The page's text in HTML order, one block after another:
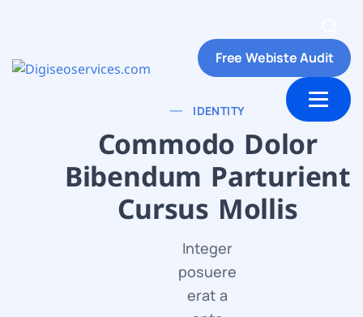
Free Webiste Audit
Us Contact us
IDENTITY
Commodo Dolor
Bibendum Parturient
Cursus Mollis
Integer
posuere
erat a